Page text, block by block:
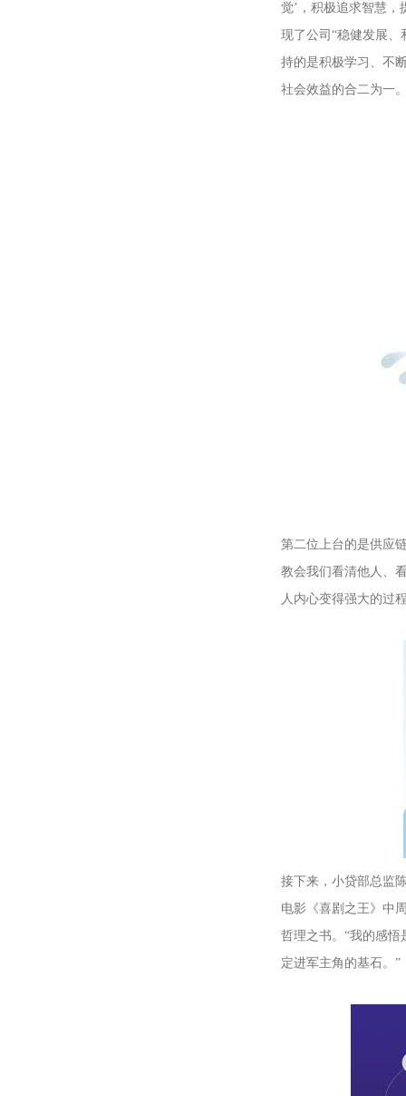
觉’，积极追求智慧，
现了公司“稳健发展、
持的是积极学习、不
社会效益的合二为一
第二位上台的是供应
教会我们看清他人、
人内心变得强大的过
接下来，小贷部总监
电影《喜剧之王》中
哲理之书。“我的感
定进军主角的基石。”